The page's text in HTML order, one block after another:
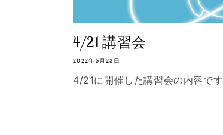
4/21 講習会
2022年5月23日
4/21に開催した講習会の内容です